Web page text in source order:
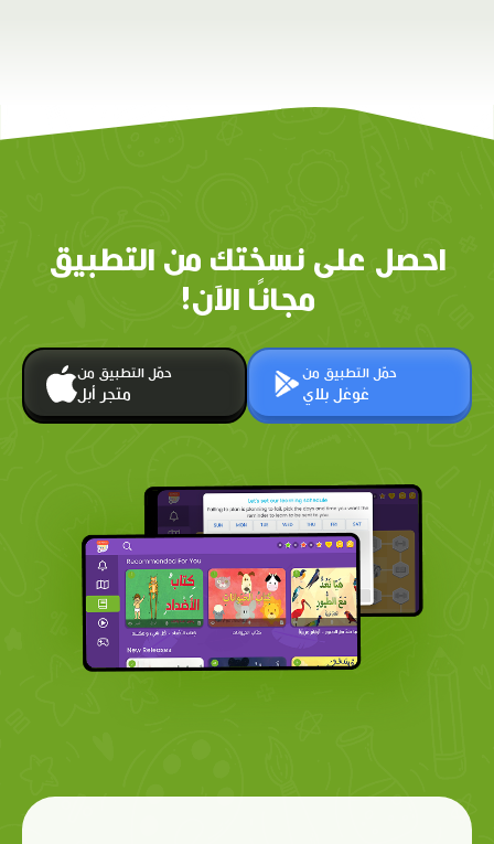
احصل على نسختك من التطبيق
مجانًا الآن!
حمّل التطبيق من
متجر أبل
حمّل التطبيق من
غوغل بلاي